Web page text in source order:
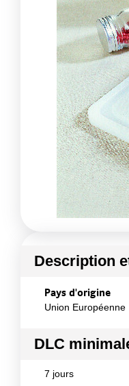
Description
Pays d'origine
Union Européenne
DLC
7 jours